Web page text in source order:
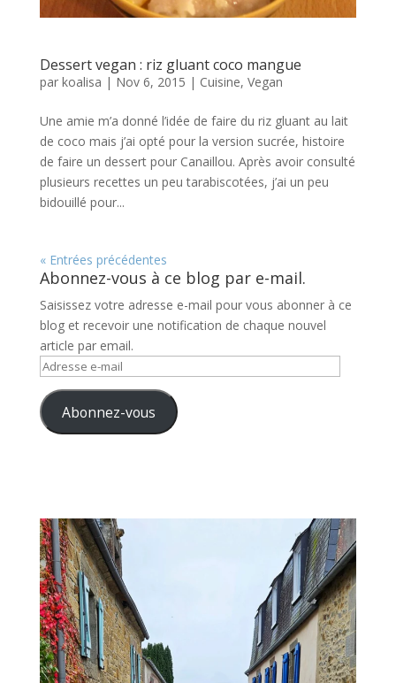
Dessert vegan : riz gluant coco mangue
par koalisa | Nov 6, 2015 | Cuisine, Vegan
Une amie m’a donné l’idée de faire du riz gluant au lait
de coco mais j’ai opté pour la version sucrée, histoire
de faire un dessert pour Canaillou. Après avoir consulté
plusieurs recettes un peu tarabiscotées, j’ai un peu
bidouillé pour...
« Entrées précédentes
Abonnez-vous à ce blog par e-mail.
Saisissez votre adresse e-mail pour vous abonner à ce
blog et recevoir une notification de chaque nouvel
article par email.
Adresse
mail Abonnez-vous